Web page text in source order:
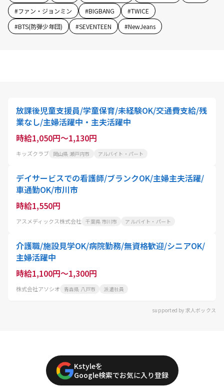
#ファン・ジョンミン #BIGBANG #TWICE
#BTS(防弾少年団) #SEVENTEEN #NewJeans
放課後児童支援員/学童保育/未経験OK/交通費支給/残
業なし/主婦活躍中・主夫活躍中
時給1,050円～1,130円
キッズクラブ 岡山県 瀬戸内市 アルバイト・パート
デイサービスでの看護師/ブランクOK/主婦主夫活躍/
車通勤OK/市川市
時給1,550円
アスメディックス株式会社 千葉県 市川市 アルバイト・パート
介護職/施設見学OK/病院勤務/無資格歓迎/シニアOK/
主婦活躍中
時給1,100円～1,300円
株式会社アソシオ 青森県 八戸市 派遣社員
supported by 求人ボックス
Kstyleを
Google検索でお気に入り登録